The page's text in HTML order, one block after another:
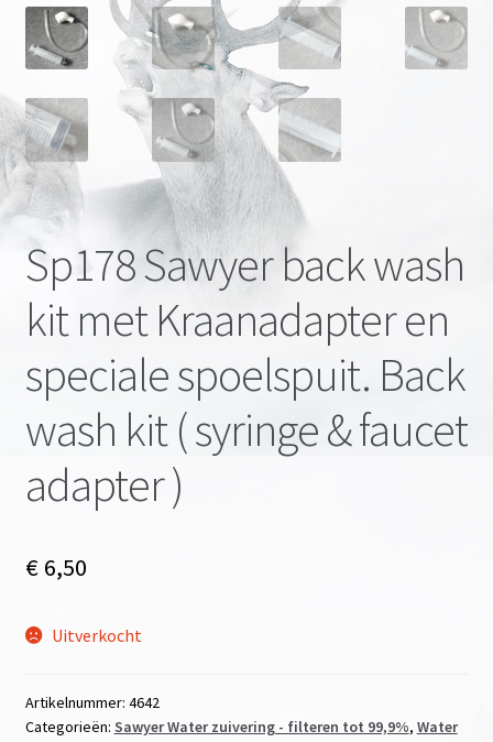
Sp178 Sawyer back wash
kit met Kraanadapter en
speciale spoelspuit. Back
wash kit ( syringe & faucet
adapter )
€6,50
Uitverkocht
Artikelnummer: 4642
Categorieën: Sawyer Water zuivering - filteren tot 99,9%, Water